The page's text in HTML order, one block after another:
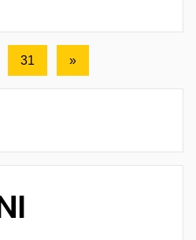
31
Următoarele
»